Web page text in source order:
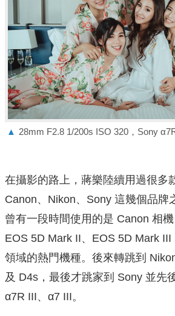
▲ 28mm F2.8 1/200s ISO 320，Sony
在攝影的路上，蔣樂陸續用過很多
Canon、Nikon、Sony 這幾個品牌
曾有一段時間使用的是 Canon 相機
EOS 5D Mark II、EOS 5D Mark
領域的熱門機種。後來轉跳到
及 D4s，最後才跳家到 Sony 並先
α7R III、α7 III。